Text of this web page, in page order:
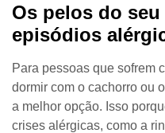
Os pelos do
episódios
Para pessoas que sofrem
dormir com o cachorro ou
a melhor opção. Isso
crises alérgicas, como a